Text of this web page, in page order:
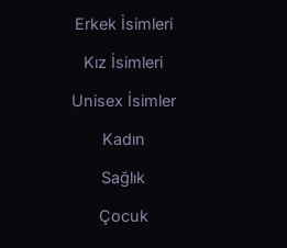
Erkek İsimleri
Kız İsimleri
Unisex İsimler
Kadın
Sağlık
Çocuk